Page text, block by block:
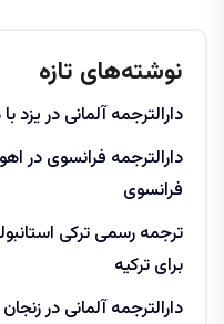
نوشته‌های تازه
دارالترجمه آلمانی در یزد
دارالترجمه فرانسوی در
فرانسوی
ترجمه رسمی ترکی
برای ترکیه
دارالترجمه آلمانی در